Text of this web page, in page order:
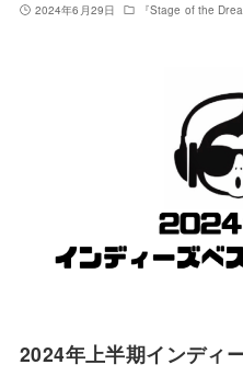
2024年6月29日 『Stage of the
2024年上半期インデ